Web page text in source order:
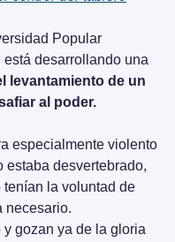
Popular
levantamiento de un
al poder.
especialmente violento
estaba desvertebrado,
la voluntad de
necesario.
gozan ya de la gloria